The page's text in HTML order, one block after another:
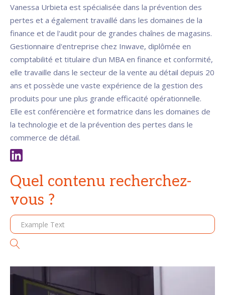
Vanessa Urbieta est spécialisée dans la prévention des
pertes et a également travaillé dans les domaines de la
finance et de l'audit pour de grandes chaînes de magasins.
Gestionnaire d'entreprise chez Inwave, diplômée en
comptabilité et titulaire d'un MBA en finance et conformité,
elle travaille dans le secteur de la vente au détail depuis 20
ans et possède une vaste expérience de la gestion des
produits pour une plus grande efficacité opérationnelle.
Elle est conférencière et formatrice dans les domaines de
la technologie et de la prévention des pertes dans le
commerce de détail.
Quel contenu recherchez-
vous ?